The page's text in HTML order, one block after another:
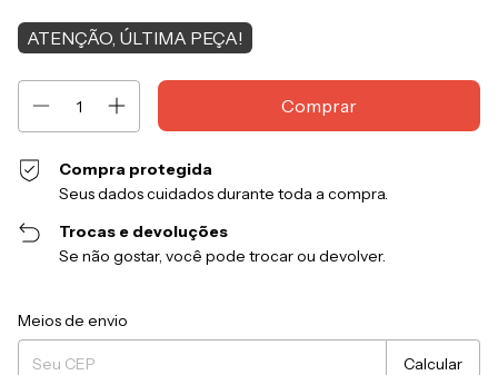
ATENÇÃO, ÚLTIMA PEÇA!
Compra protegida
Seus dados cuidados durante toda a compra.
Trocas e devoluções
Se não gostar, você pode trocar ou devolver.
Entregas para o CEP:
Meios de envio
Calcular